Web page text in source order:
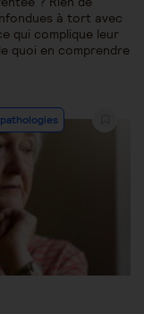
à tort avec
qui complique leur
quoi en comprendre